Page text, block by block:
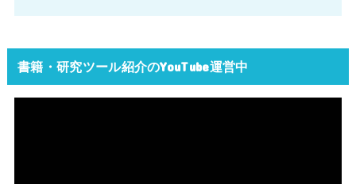
書籍・研究ツール紹介のYouTube運営中